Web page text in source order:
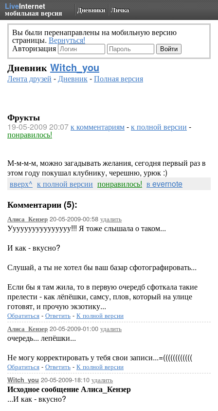
LiveInternet
мобильная версия Дневники Личка
Вы были перенаправлены на мобильную версию
страницы. Вернуться!
Авторизация
Дневник Witch_you
Лента друзей -Дневник-Полная версия
Фрукты
19-05-2009 20:07к комментариям-к полной версии -
понравилось!
М-м-м-м, можно загадывать желания, сегодня первый раз в
этом году покушал клубнику, черешню, урюк :)
вверх^ к полной версии понравилось! в evernote
Комментарии (5):
Алиса_Кензер 20-05-2009-00:58 удалить
Уууууууууууууууу!!! Я тоже слышала о таком...
И как - вкусно?
Слушай, а ты не хотел бы ваш базар сфотографировать...
Если бы я там жила, то в первую очередб сфоткала такие
прелести - как лёпёшки, самсу, плов, который на улице
готовят, и прочую экзотику...
Обратиться - Ответить - К полной версии
Алиса_Кензер 20-05-2009-01:00 удалить
очередь... лепёшки...
Не могу корректировать у тебя свои записи...=((((((((((((
Обратиться - Ответить - К полной версии
Witch_you 20-05-2009-18:10 удалить
Исходное сообщение Алиса_Кензер
...И как - вкусно?